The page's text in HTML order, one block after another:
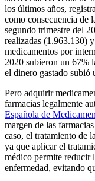
los últimos años,
como consecuencia de
segundo trimestre del
realizadas (1.963.130)
medicamentos por
2020 subieron un 67%
el dinero gastado subió
Pero adquirir
farmacias legalmente
Española de
margen de las
caso, el tratamiento de
ya que aplicar el
médico permite reducir
enfermedad, evitando